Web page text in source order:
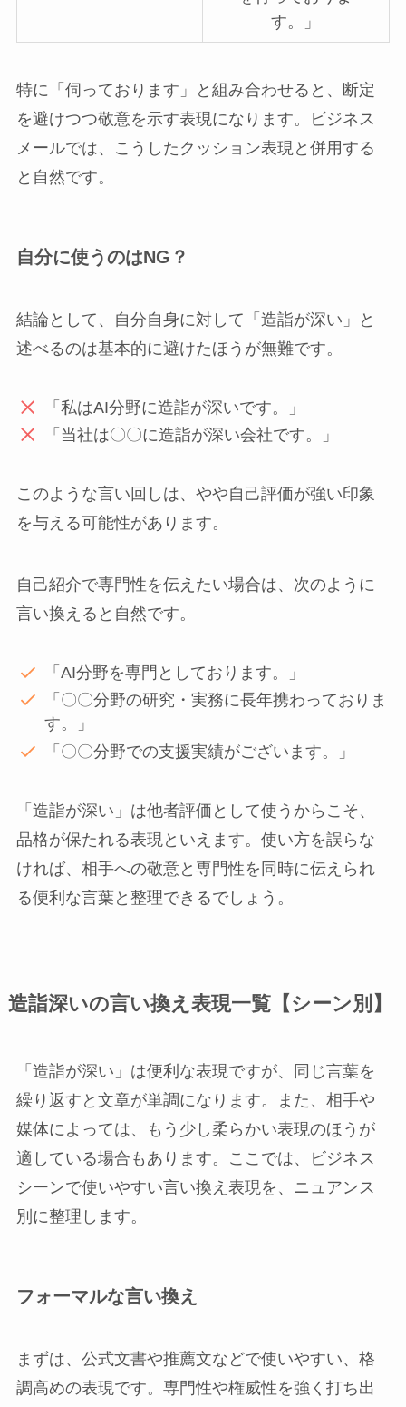
す。」
特に「伺っております」と組み合わせると、断定
を避けつつ敬意を示す表現になります。ビジネス
メールでは、こうしたクッション表現と併用する
と自然です。
自分に使うのはNG？
結論として、自分自身に対して「造詣が深い」と
述べるのは基本的に避けたほうが無難です。
「私はAI分野に造詣が深いです。」
「当社は〇〇に造詣が深い会社です。」
このような言い回しは、やや自己評価が強い印象
を与える可能性があります。
自己紹介で専門性を伝えたい場合は、次のように
言い換えると自然です。
「AI分野を専門としております。」
「〇〇分野の研究・実務に長年携わっておりま
す。」
「〇〇分野での支援実績がございます。」
「造詣が深い」は他者評価として使うからこそ、
品格が保たれる表現といえます。使い方を誤らな
ければ、相手への敬意と専門性を同時に伝えられ
る便利な言葉と整理できるでしょう。
造詣深いの言い換え表現一覧【シーン別】
「造詣が深い」は便利な表現ですが、同じ言葉を
繰り返すと文章が単調になります。また、相手や
媒体によっては、もう少し柔らかい表現のほうが
適している場合もあります。ここでは、ビジネス
シーンで使いやすい言い換え表現を、ニュアンス
別に整理します。
フォーマルな言い換え
まずは、公式文書や推薦文などで使いやすい、格
調高めの表現です。専門性や権威性を強く打ち出